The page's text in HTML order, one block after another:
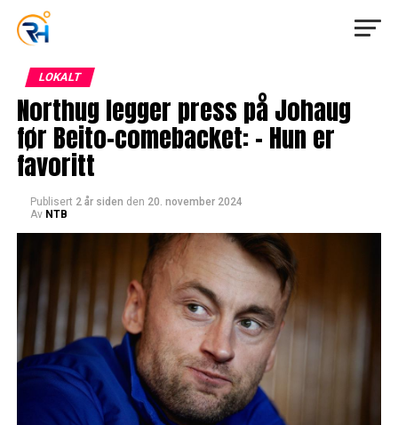
LOKALT
Northug legger press på Johaug
før Beito-comebacket: – Hun er
favoritt
Publisert 2 år siden den 20. november 2024
Av NTB